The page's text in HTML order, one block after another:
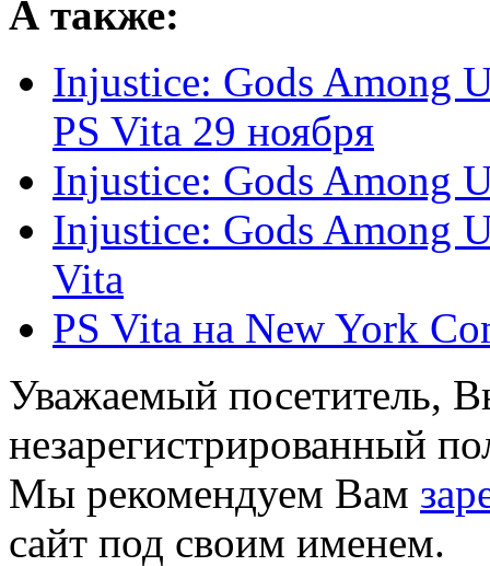
А также:
Injustice: Gods Among
PS Vita 29 ноября
Injustice: Gods Among
Injustice: Gods Among
Vita
PS Vita на New York
Уважаемый посетитель,
незарегистрированный
Мы рекомендуем Вам
сайт под своим именем.